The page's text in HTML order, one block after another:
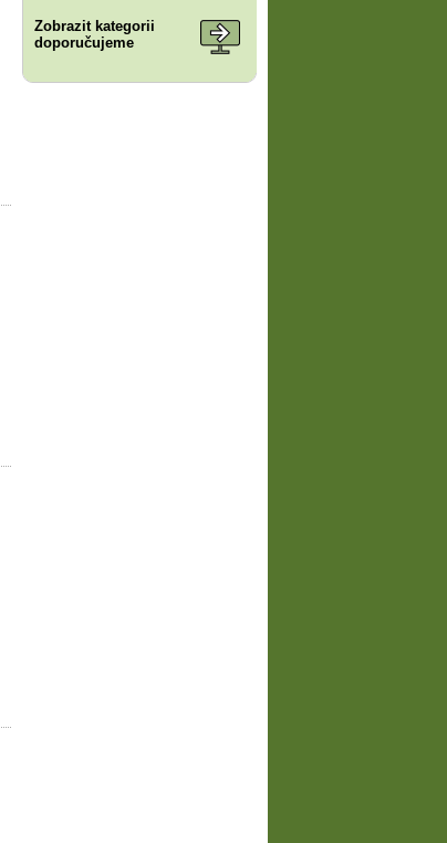
Zobrazit kategorii
doporučujeme